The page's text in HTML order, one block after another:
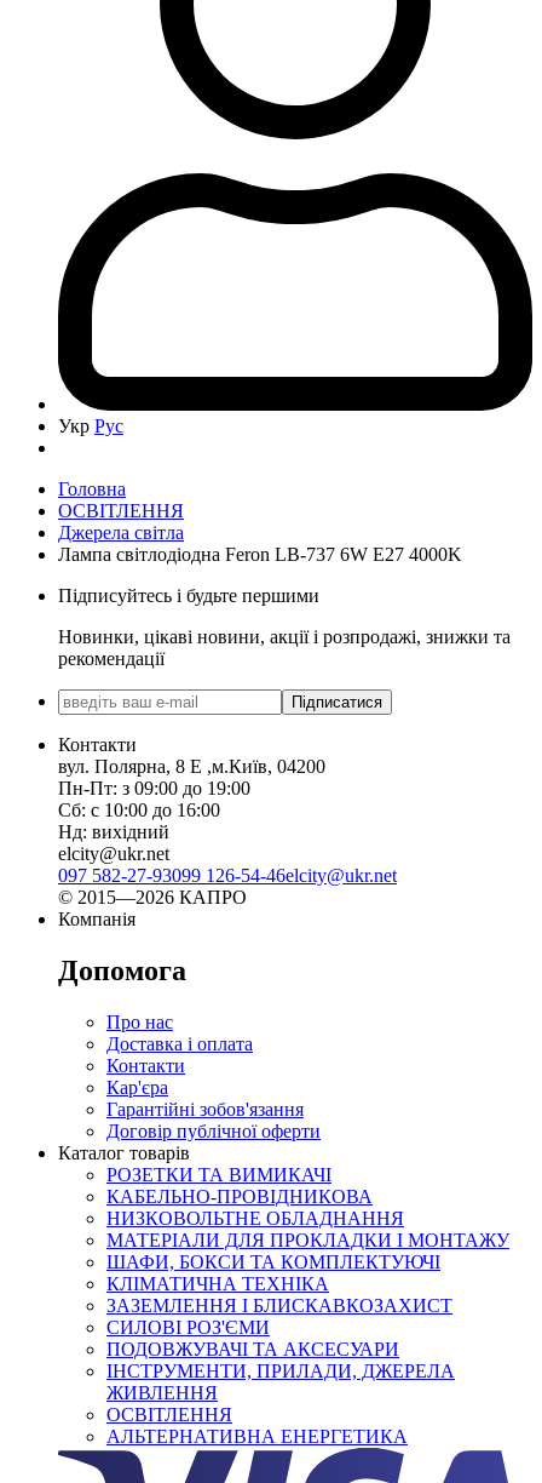
Укр Рус
Головна
ОСВІТЛЕННЯ
Джерела світла
Лампа світлодіодна Feron LB-737 6W E27 4000K
Підписуйтесь і будьте першими
Новинки, цікаві новини, акції і розпродажі, знижки та
рекомендації
Підписатися
Контакти
вул. Полярна, 8 Е ,м.Київ, 04200
Пн-Пт: з 09:00 до 19:00
Сб: с 10:00 до 16:00
Нд: вихідний
elcity@ukr.net
097 582-27-93099 126-54-46elcity@ukr.net
© 2015—2026 КАПРО
Компанія
Допомога
Про нас
Доставка і оплата
Контакти
Кар'єра
Гарантійні зобов'язання
Договір публічної оферти
Каталог товарів
РОЗЕТКИ ТА ВИМИКАЧІ
КАБЕЛЬНО-ПРОВІДНИКОВА
НИЗКОВОЛЬТНЕ ОБЛАДНАННЯ
МАТЕРІАЛИ ДЛЯ ПРОКЛАДКИ І МОНТАЖУ
ШАФИ, БОКСИ ТА КОМПЛЕКТУЮЧІ
КЛІМАТИЧНА ТЕХНІКА
ЗАЗЕМЛЕННЯ І БЛИСКАВКОЗАХИСТ
СИЛОВІ РОЗ'ЄМИ
ПОДОВЖУВАЧІ ТА АКСЕСУАРИ
ІНСТРУМЕНТИ, ПРИЛАДИ, ДЖЕРЕЛА
ЖИВЛЕННЯ
ОСВІТЛЕННЯ
АЛЬТЕРНАТИВНА ЕНЕРГЕТИКА